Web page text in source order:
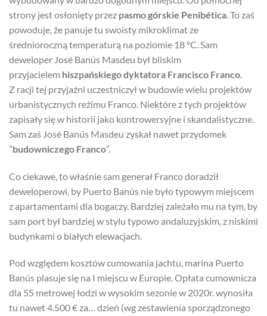
strony jest osłonięty przez pasmo górskie Penibética. To zaś
powoduje, że panuje tu swoisty mikroklimat ze
średnioroczną temperaturą na poziomie 18 °C. Sam
deweloper José Banús Masdeu był bliskim
przyjacielem hiszpańskiego dyktatora Francisco Franco.
Z racji tej przyjaźni uczestniczył w budowie wielu projektów
urbanistycznych reżimu Franco. Niektóre z tych projektów
zapisały się w historii jako kontrowersyjne i skandalistyczne.
Sam zaś José Banús Masdeu zyskał nawet przydomek
”budowniczego Franco”.
Co ciekawe, to właśnie sam generał Franco doradził
deweloperowi, by Puerto Banús nie było typowym miejscem
z apartamentami dla bogaczy. Bardziej zależało mu na tym, by
sam port był bardziej w stylu typowo andaluzyjskim, z niskimi
budynkami o białych elewacjach.
Pod względem kosztów cumowania jachtu, marina Puerto
Banús plasuje się na I miejscu w Europie. Opłata cumownicza
dla 55 metrowej łodzi w wysokim sezonie w 2020r. wynosiła
tu nawet 4.500 € za… dzień (wg zestawienia sporządzonego